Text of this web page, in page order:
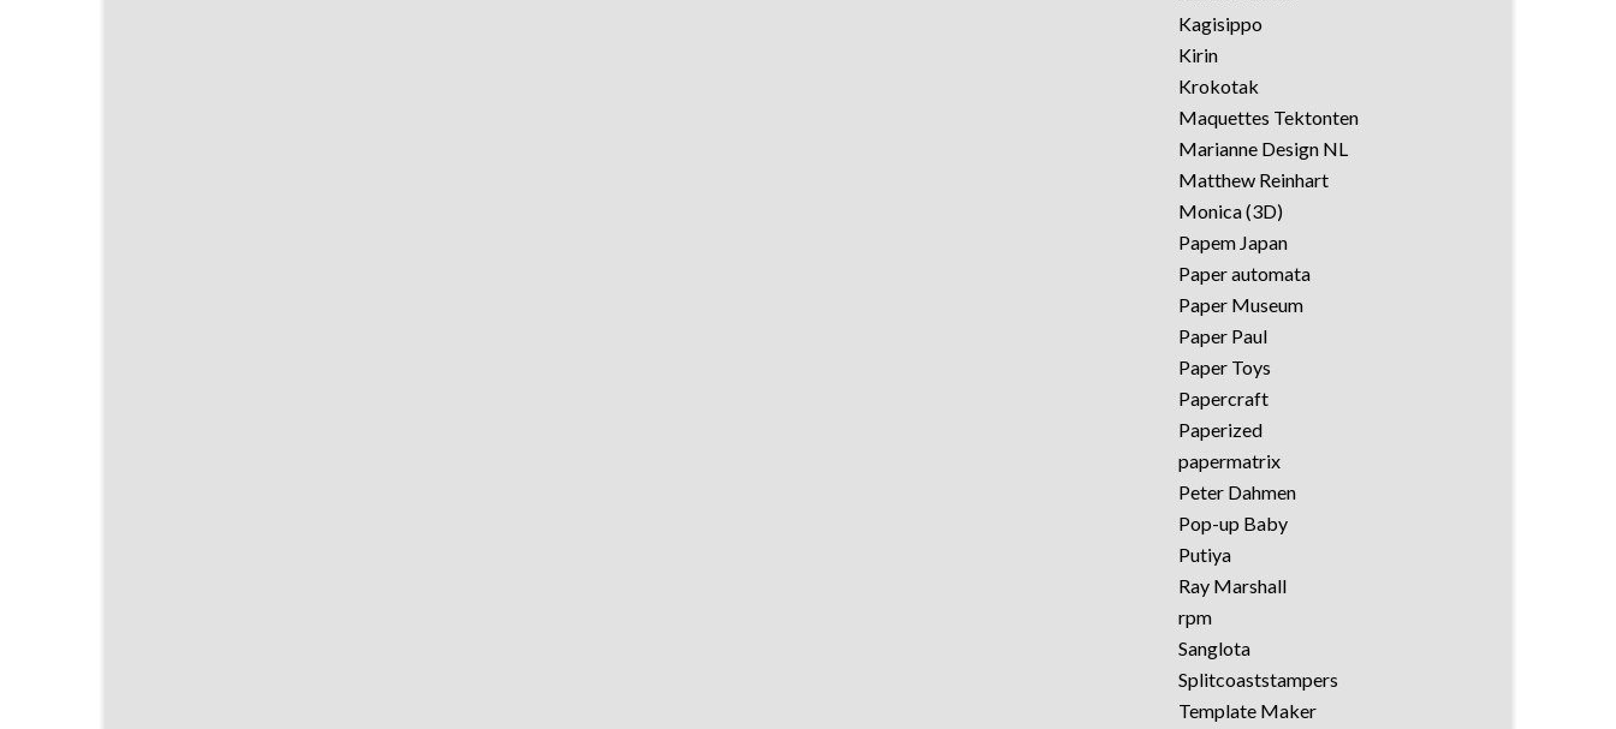
Kagisippo
Kirin
Krokotak
Maquettes Tektonten
Marianne Design NL
Matthew Reinhart
Monica (3D)
Papem Japan
Paper automata
Paper Museum
Paper Paul
Paper Toys
Papercraft
Paperized
papermatrix
Peter Dahmen
Pop-up Baby
Putiya
Ray Marshall
rpm
Sanglota
Splitcoaststampers
Template Maker